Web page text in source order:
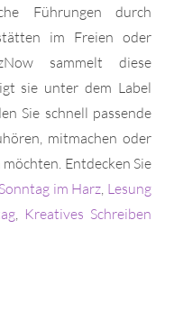
Führungen durch
im Freien oder
sammelt diese
sie unter dem Label
Sie schnell passende
mitmachen oder
Entdecken Sie
im Harz, Lesung
, Kreatives Schreiben